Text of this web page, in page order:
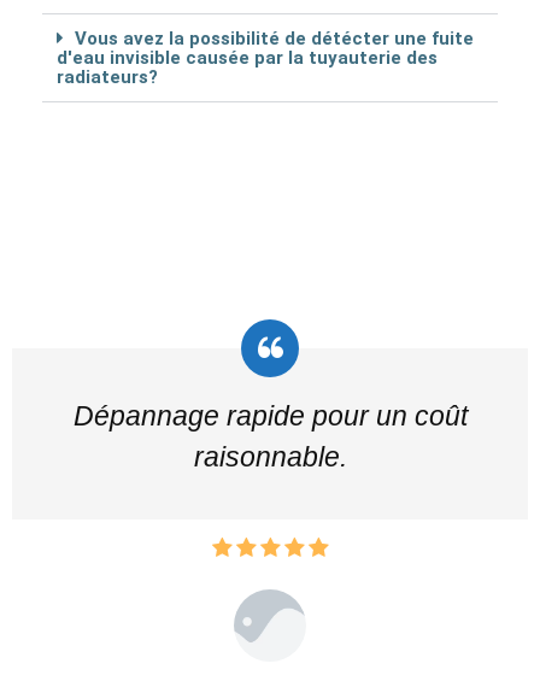
Vous avez la possibilité de détécter une fuite
d'eau invisible causée par la tuyauterie des
radiateurs?
Dépannage rapide pour un coût
raisonnable.